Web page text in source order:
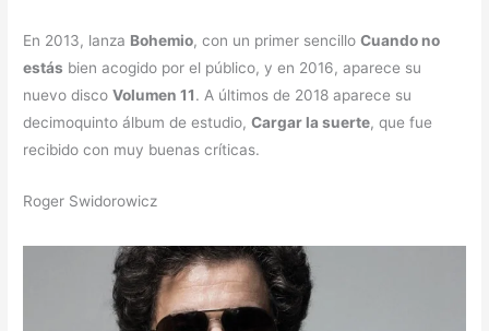
En 2013, lanza Bohemio, con un primer sencilloCuando no
estás bien acogido por el público, y en 2016, aparece su
nuevo discoVolumen 11. A últimos de 2018 aparece su
decimoquinto álbum de estudio,Cargar la suerte, que fue
recibido con muy buenas críticas.
Roger Swidorowicz